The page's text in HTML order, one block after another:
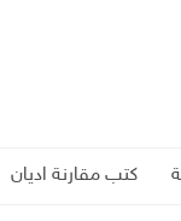
كتب مقارنة اديان